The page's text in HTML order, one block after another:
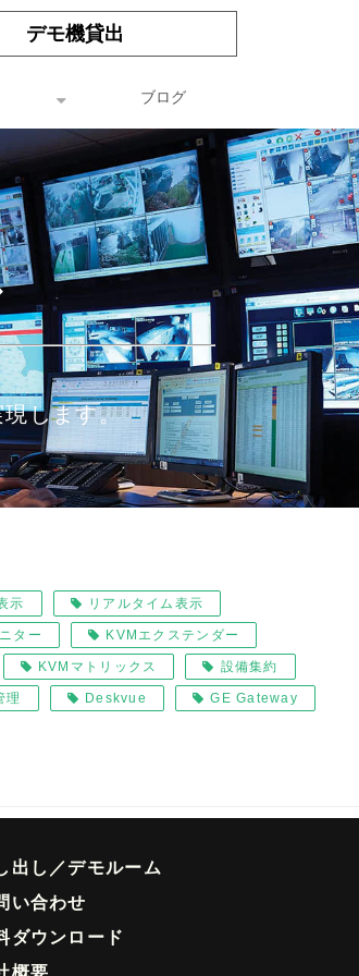
デモ機貸出
ブログ
します。
示 リアルタイム表示
ター KVMエクステンダー
KVMマトリックス 設備集約
理 Deskvue GE Gateway
出し／デモルーム
い合わせ
ダウンロード
概要